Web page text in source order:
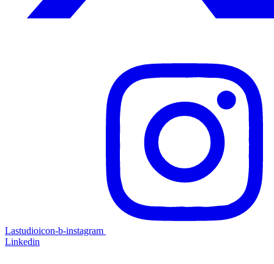
Lastudioicon-b-instagram
Linkedin